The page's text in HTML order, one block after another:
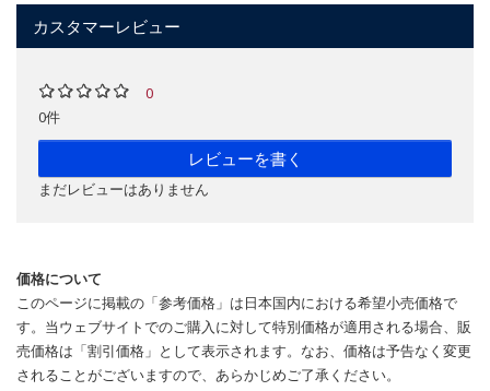
カスタマーレビュー
0
0件
レビューを書く
まだレビューはありません
価格について
このページに掲載の「参考価格」は日本国内における希望小売価格で
す。当ウェブサイトでのご購入に対して特別価格が適用される場合、販
売価格は「割引価格」として表示されます。なお、価格は予告なく変更
されることがございますので、あらかじめご了承ください。